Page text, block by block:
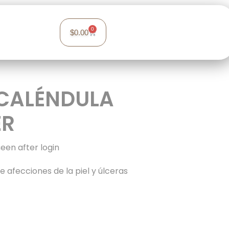
$0.00 0
after login
afecciones de la piel y úlceras